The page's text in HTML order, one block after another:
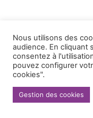
Nous utilisons des
audience. En cliquant
consentez à
pouvez configurer
cookies".
Gestion des cookies